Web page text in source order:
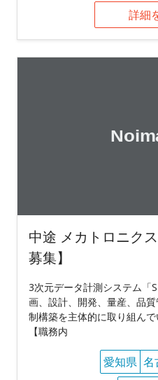
詳細
中途 メカトロニク
募集】
3次元データ計測システム「
画、設計、開発、量産、品
制構築を主体的に取り組んで
【職務内
愛知県 名